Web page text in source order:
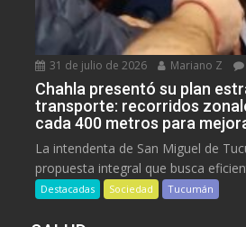
31 de julio de 2026 Mariano Z
Chahla presentó su plan
transporte: recorridos
cada 400 metros para
La intendenta de San Miguel de
propuesta integral que busca
Destacadas Sociedad Tucumán